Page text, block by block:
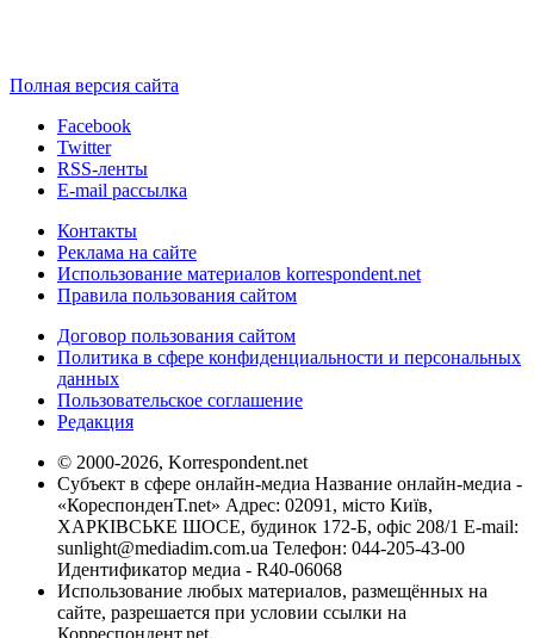
Полная версия сайта
Facebook
Twitter
RSS-ленты
E-mail рассылка
Контакты
Реклама на сайте
Использование материалов korrespondent.net
Правила пользования сайтом
Договор пользования сайтом
Политика в сфере конфиденциальности и персональных
данных
Пользовательское соглашение
Редакция
© 2000-2026, Korrespondent.net
Субъект в сфере онлайн-медиа Название онлайн-медиа -
«КореспонденТ.net» Адрес: 02091, місто Київ,
ХАРКІВСЬКЕ ШОСЕ, будинок 172-Б, офіс 208/1 E-mail:
sunlight@mediadim.com.ua Телефон: 044-205-43-00
Идентификатор медиа - R40-06068
Использование любых материалов, размещённых на
сайте, разрешается при условии ссылки на
Корреспондент.net.